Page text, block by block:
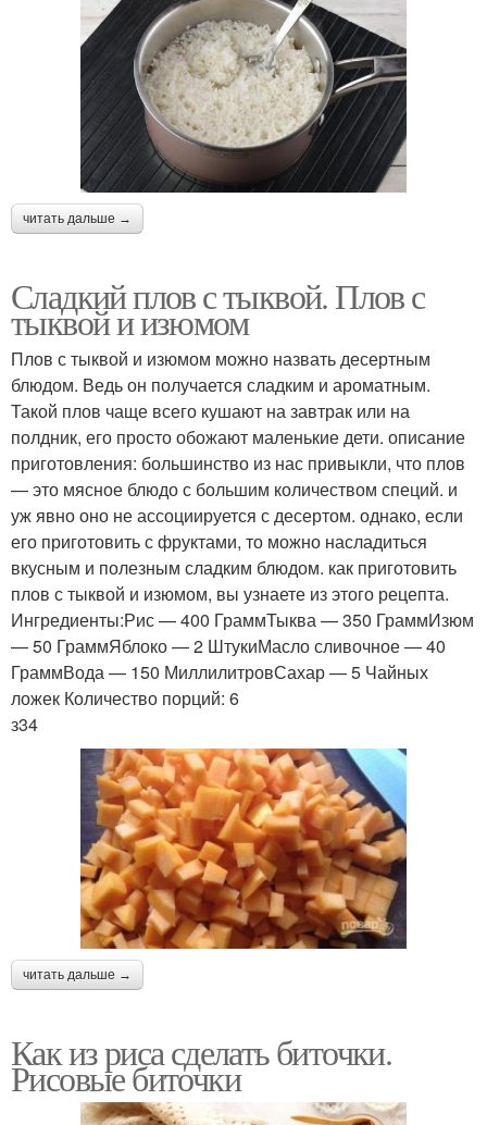
читать дальше →
Сладкий плов с тыквой. Плов с
тыквой и изюмом
Плов с тыквой и изюмом можно назвать десертным
блюдом. Ведь он получается сладким и ароматным.
Такой плов чаще всего кушают на завтрак или на
полдник, его просто обожают маленькие дети. описание
приготовления: большинство из нас привыкли, что плов
— это мясное блюдо с большим количеством специй. и
уж явно оно не ассоциируется с десертом. однако, если
его приготовить с фруктами, то можно насладиться
вкусным и полезным сладким блюдом. как приготовить
плов с тыквой и изюмом, вы узнаете из этого рецепта.
Ингредиенты:Рис — 400 ГраммТыква — 350 ГраммИзюм
— 50 ГраммЯблоко — 2 ШтукиМасло сливочное — 40
ГраммВода — 150 МиллилитровСахар — 5 Чайных
ложек Количество порций: 6
з34
читать дальше →
Как из риса сделать биточки.
Рисовые биточки